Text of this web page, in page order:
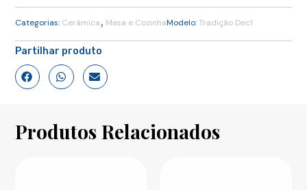
Categorias: Cerâmica, Mesa e CozinhaModelo:Tradição Dec1
Partilhar produto
Produtos Relacionados